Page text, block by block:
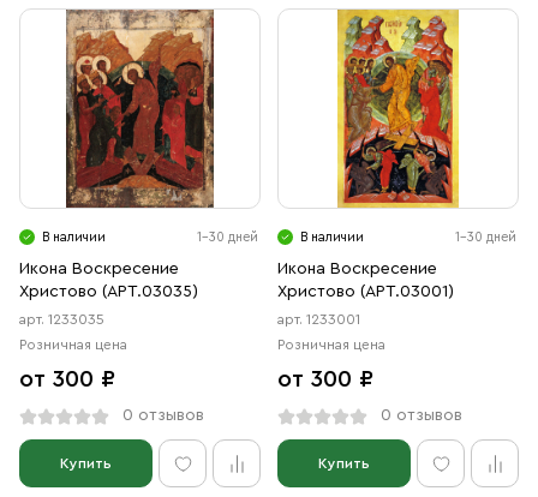
В наличии 1-30 дней
Икона Воскресение
Христово (АРТ.03035)
арт. 1233035
Розничная цена
от 300 ₽
0 отзывов
Купить
В наличии 1-30 дней
Икона Воскресение
Христово (АРТ.03001)
арт. 1233001
Розничная цена
от 300 ₽
0 отзывов
Купить